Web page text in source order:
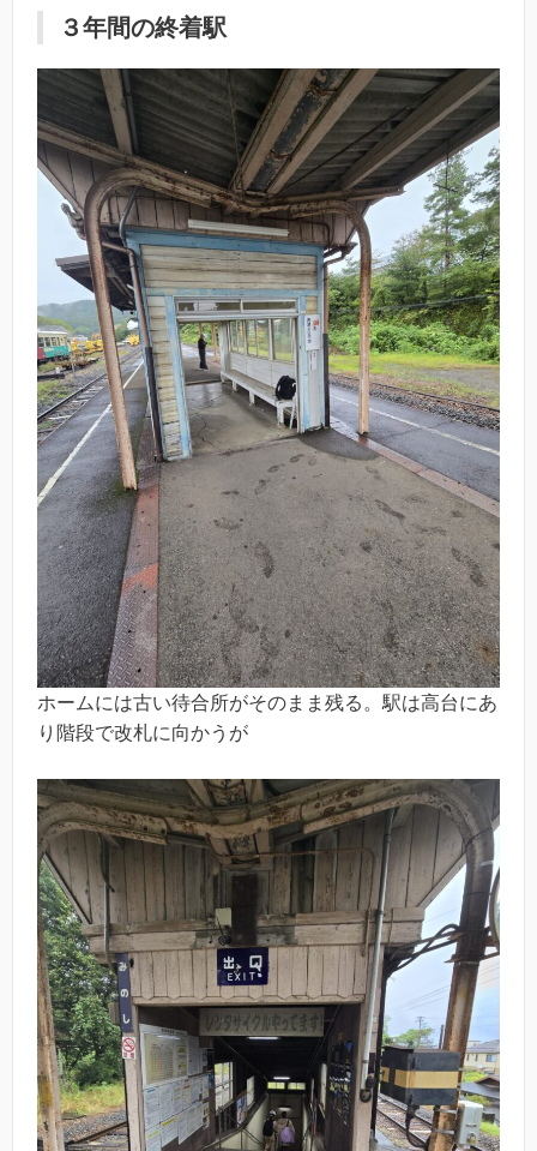
３年間の終着駅
ホームには古い待合所がそのまま残る。駅は高台にあ
り階段で改札に向かうが